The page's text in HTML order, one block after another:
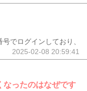
でログインしており、
2025-02-08 20:59:41
なったのはなぜです